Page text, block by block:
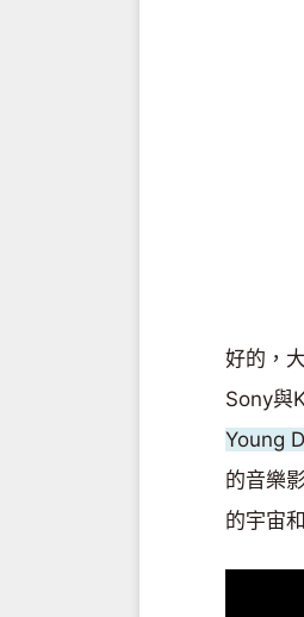
好的，
Sony與
Young
的音樂
的宇宙